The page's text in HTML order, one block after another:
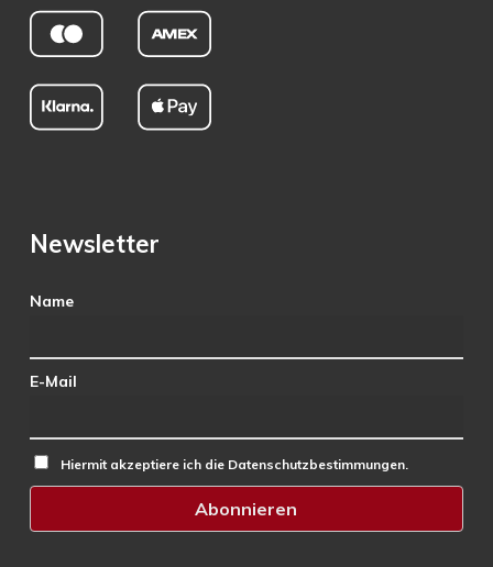
Newsletter
Name
E-Mail
Hiermit akzeptiere ich die Datenschutzbestimmungen.